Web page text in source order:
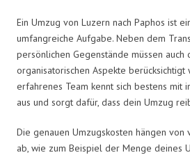
Ein Umzug von Luzern nach Paphos ist
umfangreiche Aufgabe. Neben dem
persönlichen Gegenstände müssen auch
organisatorischen Aspekte berücksichtigt
erfahrenes Team kennt sich bestens mit
aus und sorgt dafür, dass dein Umzug
Die genauen Umzugskosten hängen von
ab, wie zum Beispiel der Menge deines